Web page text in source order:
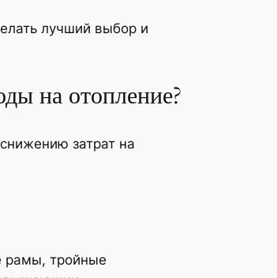
лучший выбор и
на отопление?
затрат на
рамы, тройные